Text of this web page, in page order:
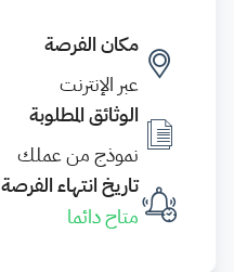
مكان الفرصة
عبر الإنترنت
الوثائق المطلوبة
نموذج من عملك
تاريخ انتهاء الفرصة
متاح دائما